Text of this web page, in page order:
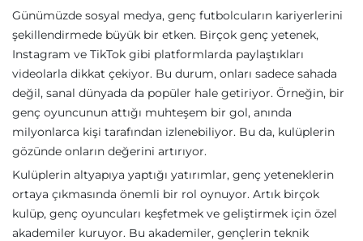
Günümüzde sosyal medya, genç futbolcuların kariyerlerini
şekillendirmede büyük bir etken. Birçok genç yetenek,
Instagram ve TikTok gibi platformlarda paylaştıkları
videolarla dikkat çekiyor. Bu durum, onları sadece sahada
değil, sanal dünyada da popüler hale getiriyor. Örneğin, bir
genç oyuncunun attığı muhteşem bir gol, anında
milyonlarca kişi tarafından izlenebiliyor. Bu da, kulüplerin
gözünde onların değerini artırıyor.
Kulüplerin altyapıya yaptığı yatırımlar, genç yeteneklerin
ortaya çıkmasında önemli bir rol oynuyor. Artık birçok
kulüp, genç oyuncuları keşfetmek ve geliştirmek için özel
akademiler kuruyor. Bu akademiler, gençlerin teknik